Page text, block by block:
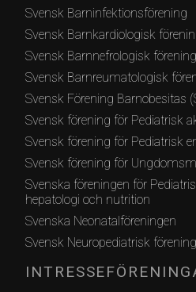
Svensk Barninfektionsförening
Svensk Barnkardiologisk
Svensk Barnnefrologisk förening
Svensk Barnreumatologisk
Svensk Förening Barnobesitas
Svensk förening för Pediatrisk
Svensk förening för Pediatrisk
Svensk förening för
Svenska föreningen för
hepatologi och nutrition
Svenska Neonatalföreningen
Svensk Neuropediatrisk förening